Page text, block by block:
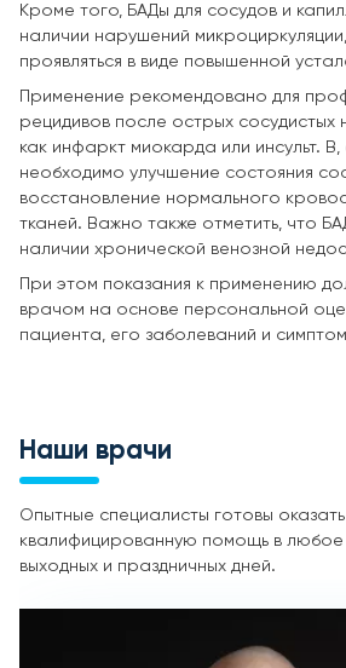
Кроме того, БАДы для сосудов и
наличии нарушений
проявляться в виде повышенной
Применение рекомендовано для
рецидивов после острых сосудистых
как инфаркт миокарда или инсульт. В,
необходимо улучшение состояния
восстановление нормального
тканей. Важно также отметить, что
наличии хронической венозной
При этом показания к применению
врачом на основе персональной
пациента, его заболеваний и
Наши врачи
Опытные специалисты готовы оказать
квалифицированную помощь в любое
выходных и праздничных дней.